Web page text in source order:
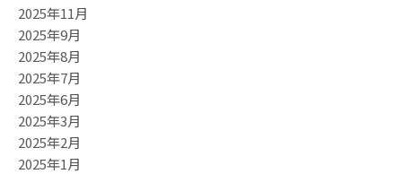
2025年11月
2025年9月
2025年8月
2025年7月
2025年6月
2025年3月
2025年2月
2025年1月